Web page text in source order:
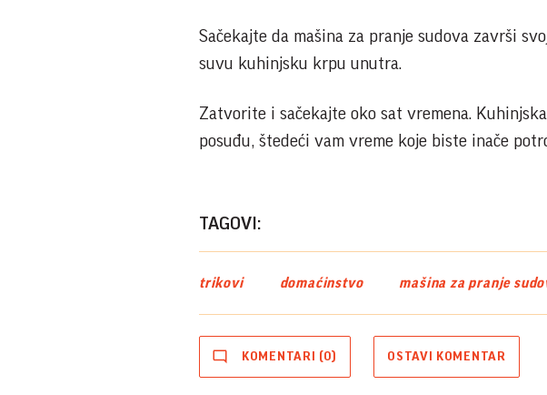
Sačekajte da mašina za pranje sudova završi
suvu kuhinjsku krpu unutra.
Zatvorite i sačekajte oko sat vremena.
posuđu, štedeći vam vreme koje biste inače
TAGOVI:
trikovi domaćinstvo mašina za pranje
KOMENTARI (0) OSTAVI KOMENTAR